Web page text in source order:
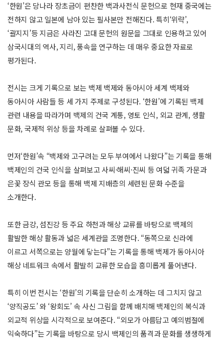
‘한원’은 당나라 장초금이 편찬한 백과사전식 문헌으로 현재 중국에는
전하지 않고 일본에 남아 있는 필사본만 전해진다. 특히‘위략’,
‘괄지지’등 지금은 사라진 고대 문헌의 원문을 그대로 인용하고 있어
삼국시대의 역사, 지리, 풍속을 연구하는 데 매우 중요한 자료로
평가된다.
전시는 크게 기록으로 보는 백제 백제와 동아시아 세계 백제와
동아시아 사람들 등 세 가지 주제로 구성된다. ‘한원’에 기록된 백제
관련 내용을 따라가며 백제의 건국 계통, 영토 인식, 외교 관계, 생활
문화, 국제적 위상 등을 차례로 살펴볼 수 있다.
먼저‘한원’속 “백제와 고구려는 모두 부여에서 나왔다”는 기록을 통해
백제인의 건국 인식을 살펴보고 사씨·해씨·진씨 등 여덟 귀족 가문과
은꽃 장식 관모 등을 통해 백제 지배층의 세련된 문화 수준을
소개한다.
또한 금강, 섬진강 등 주요 하천과 해상 교류를 바탕으로 백제의
활발한 해상 활동과 넓은 세계관을 조명한다. “동쪽으로 신라에
이르고 서쪽으로는 양월에 닿는다”는 기록을 통해 백제가 동아시아
해상 네트워크 속에서 활발히 교류한 모습을 흥미롭게 풀어낸다.
특히 이번 전시는 ‘한원’의 기록을 단순히 소개하는 데 그치지 않고
‘양직공도’ 와 ‘왕회도’ 속 사신 그림을 함께 배치해 백제인의 복식과
외교적 위상을 시각적으로 보여준다. “외모가 아름답고 예의범절에
익숙하다”는 기록을 바탕으로 당시 백제인의 품격과 문화를 생생하게